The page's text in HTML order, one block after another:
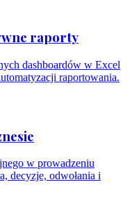
raporty
dashboardów w Excel
raportowania.
w prowadzeniu
decyzje, odwołania i